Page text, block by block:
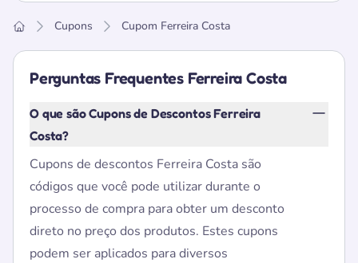
Cupons Cupom Ferreira Costa
Perguntas Frequentes Ferreira Costa
O que são Cupons de Descontos Ferreira
Costa?
Cupons de descontos Ferreira Costa são
códigos que você pode utilizar durante o
processo de compra para obter um desconto
direto no preço dos produtos. Estes cupons
podem ser aplicados para diversos